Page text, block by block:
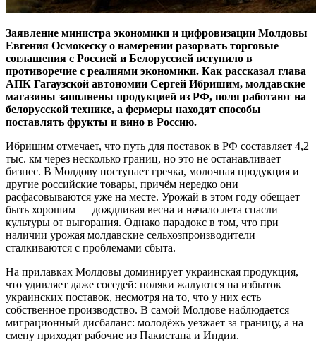
Заявление министра экономики и цифровизации Молдовы
Евгения Осмокеску о намерении разорвать торговые
соглашения с Россией и Белоруссией вступило в
противоречие с реалиями экономики. Как рассказал глава
АПК Гагаузской автономии Сергей Ибришим, молдавские
магазины заполнены продукцией из РФ, поля работают на
белорусской технике, а фермеры находят способы
поставлять фрукты и вино в Россию.
Ибришим отмечает, что путь для поставок в РФ составляет 4,2
тыс. км через несколько границ, но это не останавливает
бизнес. В Молдову поступает гречка, молочная продукция и
другие российские товары, причём нередко они
расфасовываются уже на месте. Урожай в этом году обещает
быть хорошим — дождливая весна и начало лета спасли
культуры от выгорания. Однако парадокс в том, что при
наличии урожая молдавские сельхозпроизводители
сталкиваются с проблемами сбыта.
На прилавках Молдовы доминирует украинская продукция,
что удивляет даже соседей: поляки жалуются на избыток
украинских поставок, несмотря на то, что у них есть
собственное производство. В самой Молдове наблюдается
миграционный дисбаланс: молодёжь уезжает за границу, а на
смену приходят рабочие из Пакистана и Индии.